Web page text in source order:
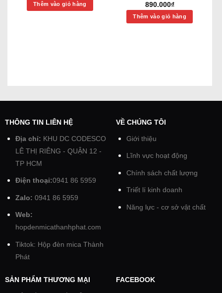
Thêm vào giỏ hàng 890.000₫
Thêm vào giỏ hàng
THÔNG TIN LIÊN HỆ
Địa chỉ: KHU DC CODESCO
LÊ THỊ RIÊNG - QUẬN 12 -
TP HCM
Điện thoại:0941 86 5959
Zalo: 0941 86 5959
Web:
hopdenmicathanhphat.com
Tiktok: Hộp đèn mica Thành
Phát
VỀ CHÚNG TÔI
Giới thiệu
Lĩnh vực hoạt động
Chính sách chất lượng
Triết lí kinh doanh
Năng lực - cơ sở vật chất
SẢN PHẨM THƯƠNG MẠI FACEBOOK